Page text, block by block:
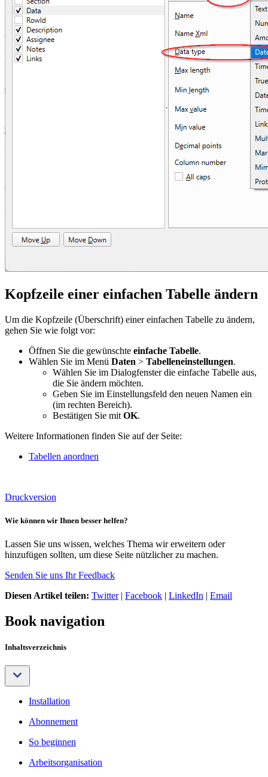
Kopfzeile einer einfachen Tabelle ändern
Um die Kopfzeile (Überschrift) einer einfachen Tabelle zu ändern,
gehen Sie wie folgt vor:
Öffnen Sie die gewünschte einfache Tabelle.
Wählen Sie im Menü Daten > Tabelleneinstellungen.
Wählen Sie im Dialogfenster die einfache Tabelle aus,
die Sie ändern möchten.
Geben Sie im Einstellungsfeld den neuen Namen ein
(im rechten Bereich).
Bestätigen Sie mit OK.
Weitere Informationen finden Sie auf der Seite:
Tabellen anordnen
Druckversion
Wie können wir Ihnen besser helfen?
Lassen Sie uns wissen, welches Thema wir erweitern oder
hinzufügen sollten, um diese Seite nützlicher zu machen.
Senden Sie uns Ihr Feedback
Diesen Artikel teilen: Twitter| Facebook | LinkedIn | Email
Book navigation
Inhaltsverzeichnis
Installation
Abonnement
So beginnen
Arbeitsorganisation